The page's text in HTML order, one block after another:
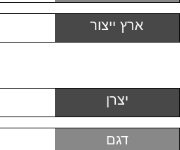
ארץ ייצור
יצרן
דגם